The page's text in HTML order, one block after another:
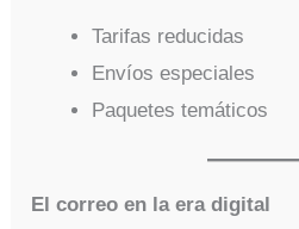
Tarifas reducidas
Envíos especiales
Paquetes temáticos
El correo en la era digital